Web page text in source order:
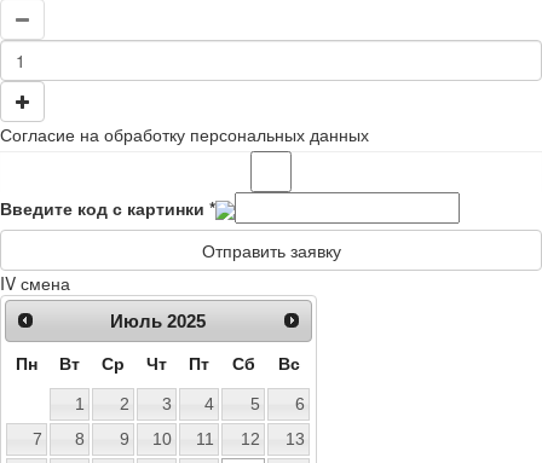
Согласие на обработку персональных данных
Введите код с картинки *
Отправить заявку
IV смена
Июль 2025
Пн Вт Ср Чт Пт Сб Вс
1 2 3 4 5
6
7
8 9 10 11 12
13